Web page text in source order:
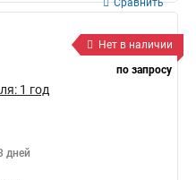
Сравнить
Нет в наличии
по запросу
1 год
дней